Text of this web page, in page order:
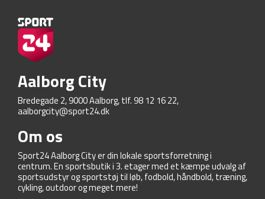
Aalborg City
Bredegade 2, 9000 Aalborg, tlf. 98 12 16 22,
aalborgcity@sport24.dk
Om os
Sport24 Aalborg City er din lokale sportsforretning i
centrum. En sportsbutik i 3. etager med et kæmpe udvalg af
sportsudstyr og sportstøj til løb, fodbold, håndbold, træning,
cykling, outdoor og meget mere!